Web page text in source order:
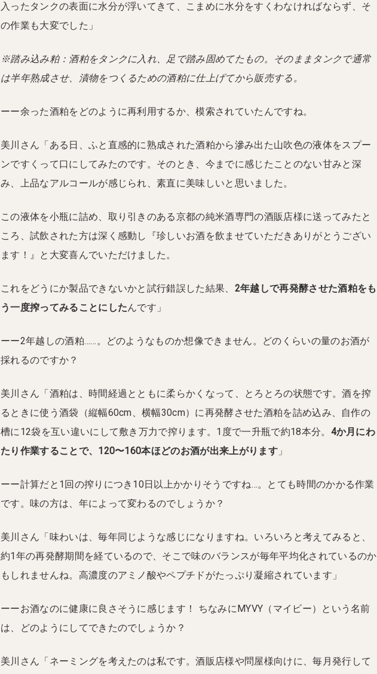
入ったタンクの表面に水分が浮いてきて、こまめに水分をすくわなければならず、そ
の作業も大変でした」
※踏み込み粕：酒粕をタンクに入れ、足で踏み固めてたもの。そのままタンクで通常
は半年熟成させ、漬物をつくるための酒粕に仕上げてから販売する。
ーー余った酒粕をどのように再利用するか、模索されていたんですね。
美川さん「ある日、ふと直感的に熟成された酒粕から滲み出た山吹色の液体をスプー
ンですくって口にしてみたのです。そのとき、今までに感じたことのない甘みと深
み、上品なアルコールが感じられ、素直に美味しいと思いました。
この液体を小瓶に詰め、取り引きのある京都の純米酒専門の酒販店様に送ってみたと
ころ、試飲された方は深く感動し『珍しいお酒を飲ませていただきありがとうござい
ます！』と大変喜んでいただけました。
これをどうにか製品できないかと試行錯誤した結果、 2年越しで再発酵させた酒粕をも
う一度搾ってみることにしたんです」
ーー2年越しの酒粕……。どのようなものか想像できません。どのくらいの量のお酒が
採れるのですか？
美川さん「酒粕は、時間経過とともに柔らかくなって、とろとろの状態です。酒を搾
るときに使う酒袋（縦幅60cm、横幅30cm）に再発酵させた酒粕を詰め込み、自作の
槽に12袋を互い違いにして敷き万力で搾ります。1度で一升瓶で約18本分。 4か月にわ
たり作業することで、120〜160本ほどのお酒が出来上がります」
ーー計算だと1回の搾りにつき10日以上かかりそうですね…。とても時間のかかる作業
です。味の方は、年によって変わるのでしょうか？
美川さん「味わいは、毎年同じような感じになりますね。いろいろと考えてみると、
約1年の再発酵期間を経ているので、そこで味のバランスが毎年平均化されているのか
もしれませんね。高濃度のアミノ酸やペプチドがたっぷり凝縮されています」
ーーお酒なのに健康に良さそうに感じます！ ちなみにMYVY（マイビー）という名前
は、どのようにしてできたのでしょうか？
美川さん「ネーミングを考えたのは私です。酒販店様や問屋様向けに、毎月発行して